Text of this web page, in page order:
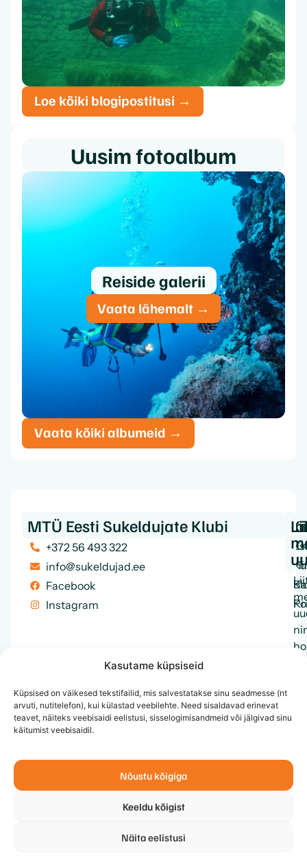
Kasutame küpsiseid
Küpsised on väikesed tekstifailid, mis salvestatakse sinu seadmesse (nt
arvuti, nutitelefon), kui külastad veebilehte. Need sisaldavad erinevat
teavet, näiteks veebisaidi eelistusi, sisselogimisandmeid või jälgivad sinu
käitumist veebisaidil.
Nõustu kõigiga
Keeldu kõigist
Näita eelistusi
Loe kõiki blogipostitusi →
Uusim fotoalbum
Reiside galerii
Vaata lähemalt →
Vaata kõiki albumeid →
MTÜ Eesti Sukeldujate Klubi
+372 56 493 322
info@sukeldujad.ee
Facebook
Instagram